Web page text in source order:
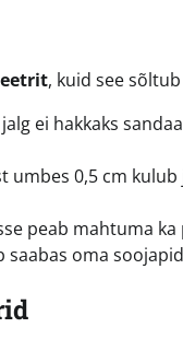
, kuid see
ei hakkaks
umbes 0,5 cm
peab mahtuma
oma